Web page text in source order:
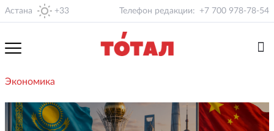
Астана +33 Телефон редакции: +7 700 978-78-54
Экономика